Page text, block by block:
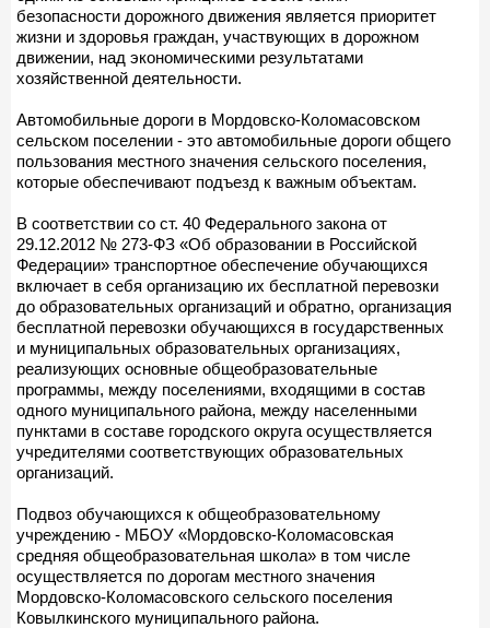
безопасности дорожного движения является приоритет
жизни и здоровья граждан, участвующих в дорожном
движении, над экономическими результатами
хозяйственной деятельности.
Автомобильные дороги в Мордовско-Коломасовском
сельском поселении - это автомобильные дороги общего
пользования местного значения сельского поселения,
которые обеспечивают подъезд к важным объектам.
В соответствии со ст. 40 Федерального закона от
29.12.2012 № 273-ФЗ «Об образовании в Российской
Федерации» транспортное обеспечение обучающихся
включает в себя организацию их бесплатной перевозки
до образовательных организаций и обратно, организация
бесплатной перевозки обучающихся в государственных
и муниципальных образовательных организациях,
реализующих основные общеобразовательные
программы, между поселениями, входящими в состав
одного муниципального района, между населенными
пунктами в составе городского округа осуществляется
учредителями соответствующих образовательных
организаций.
Подвоз обучающихся к общеобразовательному
учреждению - МБОУ «Мордовско-Коломасовская
средняя общеобразовательная школа» в том числе
осуществляется по дорогам местного значения
Мордовско-Коломасовского сельского поселения
Ковылкинского муниципального района.